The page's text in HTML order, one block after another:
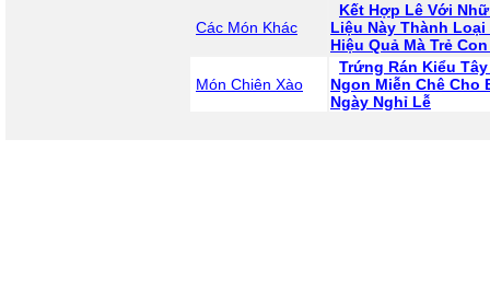
Các Món Khác
Kết Hợp Lê Với
Liệu Này Thành Loại
Hiệu Quả Mà Trẻ
Món Chiên Xào
Trứng Rán Kiểu
Ngon Miễn Chê Cho
Ngày Nghỉ Lễ